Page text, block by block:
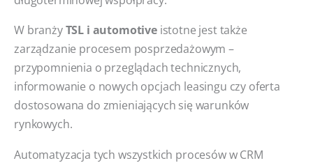
W branżyTSL i automotiveistotne jest także
zarządzanie procesem posprzedażowym –
przypomnienia o przeglądach technicznych,
informowanie o nowych opcjach leasingu czy oferta
dostosowana do zmieniających się warunków
rynkowych.
Automatyzacja tych wszystkich procesów w CRM